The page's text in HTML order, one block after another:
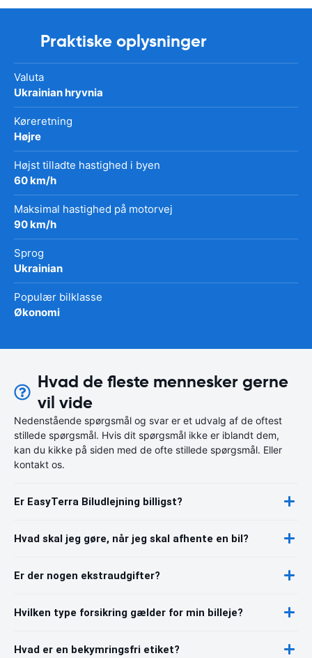
Praktiske oplysninger
Valuta
Ukrainian hryvnia
Køreretning
Højre
Højst tilladte hastighed i byen
60 km/h
Maksimal hastighed på motorvej
90 km/h
Sprog
Ukrainian
Populær bilklasse
Økonomi
Hvad de fleste mennesker gerne
vil vide
Nedenstående spørgsmål og svar er et udvalg af de oftest
stillede spørgsmål. Hvis dit spørgsmål ikke er iblandt dem,
kan du kikke på siden med de ofte stillede spørgsmål. Eller
kontakt os.
Er EasyTerra Biludlejning billigst?
Hvad skal jeg gøre, når jeg skal afhente en bil?
Er der nogen ekstraudgifter?
Hvilken type forsikring gælder for min billeje?
Hvad er en bekymringsfri etiket?